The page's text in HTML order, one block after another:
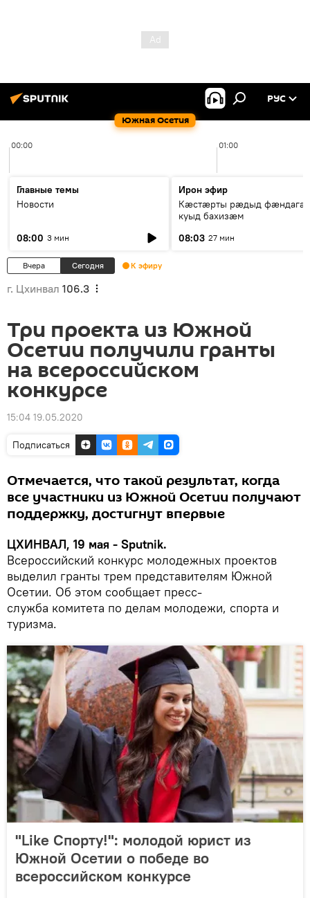
Южная Осетия
РУС
00:00 01:00
Главные темы
Новости
08:00 3 мин
Ирон эфир
Кæстæрты рæдыд
куыд бахизæм
08:03 27 мин
Вчера Сегодня К эфиру
г. Цхинвал 106.3
Три проекта из Южной
Осетии получили гранты
на всероссийском
конкурсе
15:04 19.05.2020
Подписаться
Отмечается, что такой результат, когда
все участники из Южной Осетии получают
поддержку, достигнут впервые
ЦХИНВАЛ, 19 мая - Sputnik.
Всероссийский конкурс молодежных проектов
выделил гранты трем представителям Южной
Осетии. Об этом сообщает пресс-
служба комитета по делам молодежи, спорта и
туризма.
"Like Спорту!": молодой юрист из
Южной Осетии о победе во
всероссийском конкурсе